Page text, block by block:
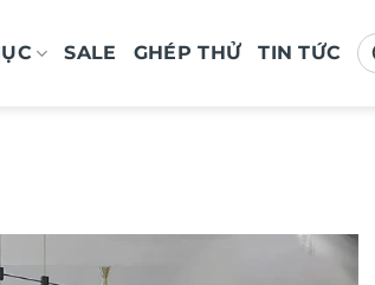
SALE GHÉP THỬ TIN TỨC